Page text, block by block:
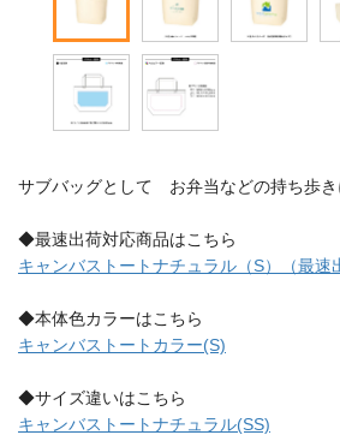
サブバッグとして お弁当などの持ち歩き
◆最速出荷対応商品はこちら
キャンバストートナチュラル（S）（最速
◆本体色カラーはこちら
キャンバストートカラー(S)
◆サイズ違いはこちら
キャンバストートナチュラル(SS)